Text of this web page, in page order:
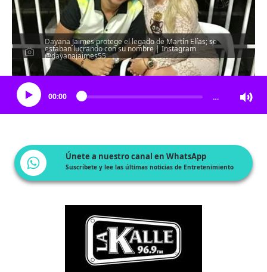
Dayana Jaimes protege el legado de Martín Elías; se
estaban lucrando con su nombre | Instagram
@dayanajaimes55
Escucha el artículo
00:00 …
Únete a nuestro canal en WhatsApp
Suscríbete y lee las últimas noticias de Entretenimiento